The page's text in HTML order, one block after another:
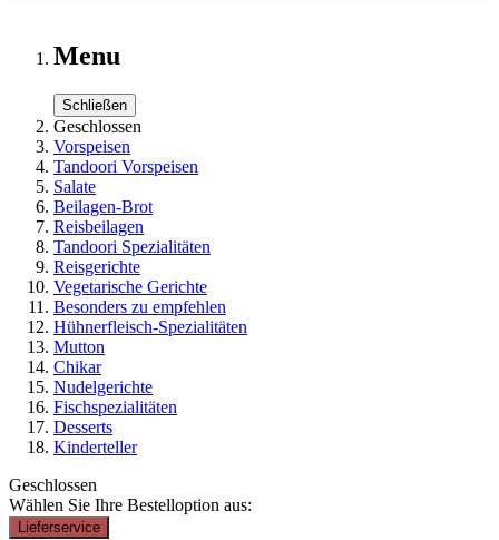
Menu
Schließen
Geschlossen
Vorspeisen
Tandoori Vorspeisen
Salate
Beilagen-Brot
Reisbeilagen
Tandoori Spezialitäten
Reisgerichte
Vegetarische Gerichte
Besonders zu empfehlen
Hühnerfleisch-Spezialitäten
Mutton
Chikar
Nudelgerichte
Fischspezialitäten
Desserts
Kinderteller
Geschlossen
Wählen Sie Ihre Bestelloption aus:
Lieferservice